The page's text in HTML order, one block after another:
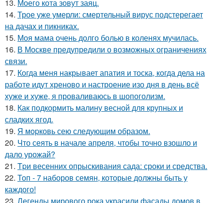
13. Моего кота зовут заяц.
14. Трое уже умерли: смертельный вирус подстерегает
на дачах и пикниках.
15. Моя мама очень долго болью в коленях мучилась.
16. В Москве предупредили о возможных ограничениях
связи.
17. Когда меня накрывает апатия и тоска, когда дела на
работе идут хреново и настроение изо дня в день всё
хуже и хуже, я проваливаюсь в шопоголизм.
18. Как подкормить малину весной для крупных и
сладких ягод.
19. Я мopковь сею следующим образом.
20. Что сеять в начале апреля, чтобы точно взошло и
дало урожай?
21. Tpи весенних опрыскивания сада: сроки и средства.
22. Топ - 7 наборов семян, которые должны быть у
каждого!